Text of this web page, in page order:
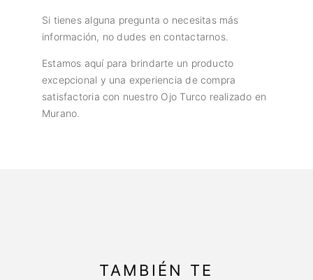
Si tienes alguna pregunta o necesitas más
información, no dudes en contactarnos.
Estamos aquí para brindarte un producto
excepcional y una experiencia de compra
satisfactoria con nuestro Ojo Turco realizado en
Murano.
TAMBIÉN TE